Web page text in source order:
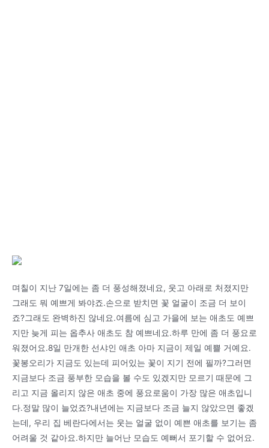
며칠이 지난 7일에는 좀 더 풍성해졌네요, 웃고 아래로 처졌지만
그래도 뭐 예쁘게 봐야죠.손으로 받치면 꽃 얼굴이 조금 더 보이
죠?그래도 완벽하진 않네요.여름에 심고 가을에 보는 애초도 예쁘
지만 늦게 피는 옵추사 애초도 참 예쁘네요.하루 만에 좀 더 풍요로
워졌어요.8일 만개한 선샤인 애초 아마 지금이 제일 예쁠 거예요.
꽃봉오리가 지금도 있는데 피어있는 꽃이 지기 전에 필까?그러면
지금보다 조금 풍부한 모습을 볼 수도 있겠지만 모르기 때문에 그
리고 지금 올리지 않은 애초 중에 풍요로움이 가장 많은 애초입니
다.정말 많이 늘었죠?내년에는 지금보다 조금 늘지 않았으면 좋겠
는데, 우리 집 베란다에서는 웃는 얼굴 없이 예쁜 애초를 보기는 좀
어려울 것 같아요.하지만 늘어난 모습도 예뻐서 포기할 수 없어요.